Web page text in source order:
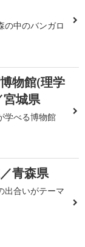
の中のバンガロ
物館(理学
宮城県
学べる博物館
青森県
出合いがテーマ